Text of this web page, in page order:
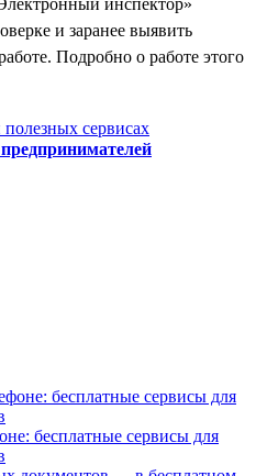
и заранее выявить
Подробно о работе этого
сервисах
бесплатные сервисы для